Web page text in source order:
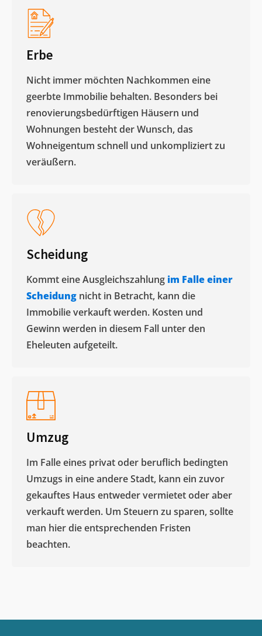
Erbe
Nicht immer möchten Nachkommen eine
geerbte Immobilie behalten. Besonders bei
renovierungsbedürftigen Häusern und
Wohnungen besteht der Wunsch, das
Wohneigentum schnell und unkompliziert zu
veräußern. ​
Scheidung
Kommt eine Ausgleichszahlung im Falle einer
Scheidung nicht in Betracht, kann die
Immobilie verkauft werden. Kosten und
Gewinn werden in diesem Fall unter den
Eheleuten aufgeteilt.​
Umzug
Im Falle eines privat oder beruflich bedingten
Umzugs in eine andere Stadt, kann ein zuvor
gekauftes Haus entweder vermietet oder aber
verkauft werden. Um Steuern zu sparen, sollte
man hier die entsprechenden Fristen
beachten.